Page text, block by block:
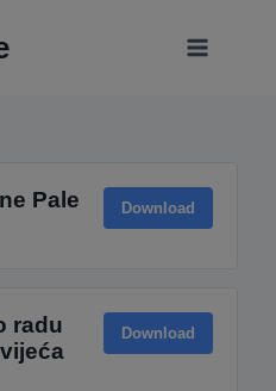
Pale Download
radu
Download